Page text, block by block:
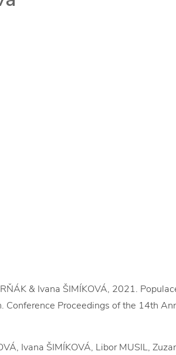
& Ivana ŠIMÍKOVÁ, 2021.
Conference Proceedings of the 14th
Ivana ŠIMÍKOVÁ, Libor MUSIL,